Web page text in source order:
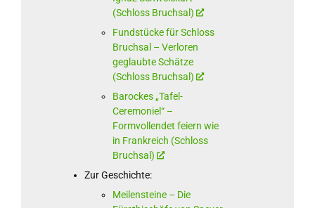
(Schloss Bruchsal)
Fundstücke für Schloss
Bruchsal – Verloren
geglaubte Schätze
(Schloss Bruchsal)
Barockes „Tafel-
Ceremoniel“ –
Formvollendet feiern wie
in Frankreich (Schloss
Bruchsal)
Zur Geschichte:
Meilensteine – Die